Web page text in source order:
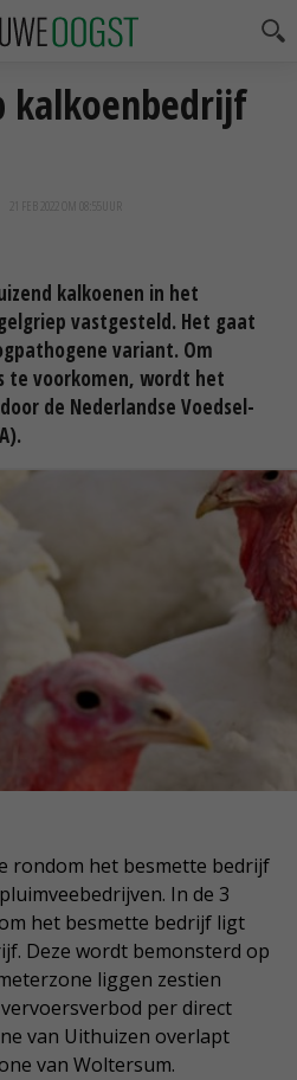
kalkoenbedrijf
21 FEB 2022 OM 08:55
kalkoenen in het
vastgesteld. Het gaat
variant. Om
te voorkomen, wordt het
de Nederlandse Voedsel-
rondom het besmette bedrijf
In de 3
het besmette bedrijf ligt
Deze wordt bemonsterd op
liggen zestien
per direct
van Uithuizen overlapt
van Woltersum.